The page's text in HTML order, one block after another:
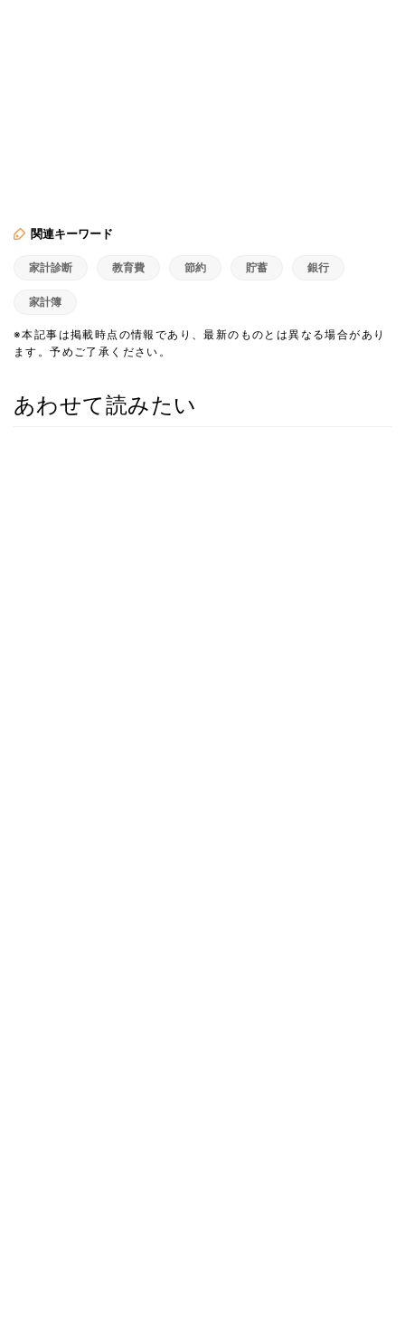
関連キーワード
家計診断 教育費 節約 貯蓄 銀行
家計簿
※本記事は掲載時点の情報であり、最新のものとは異なる場合があり
ます。予めご了承ください。
あわせて読みたい